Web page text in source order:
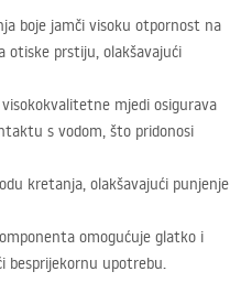
boje jamči visoku otpornost na
prstiju, olakšavajući
mjedi osigurava
s vodom, što pridonosi
kretanja, olakšavajući punjenje
omogućuje glatko i
besprijekornu upotrebu.